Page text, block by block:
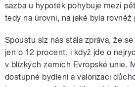
sazba u hypoték pohybuje mezi
tedy na úrovni, na jaké byla rovněž
Spoustu slz nás stála zpráva, že
jen o 12 procent, i když jde o
v blízkých zemích Evropské unie.
dostupné bydlení a valorizaci